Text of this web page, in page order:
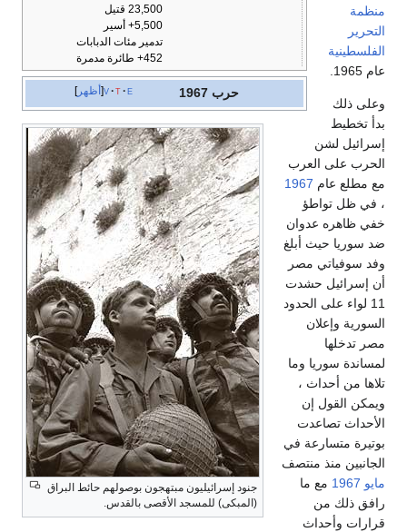
23,500 قتيل
5,500+ أسير
تدمير مئات الدبابات
452+ طائرة مدمرة
أظهر v t e حرب 1967
جنود إسرائيليون مبتهجون بوصولهم حائط البراق
(المبكى) للمسجد الأقصى بالقدس.
منظمة
التحرير
الفلسطينية
عام 1965.
وعلى ذلك
بدأ تخطيط
إسرائيل لشن
الحرب على العرب
مع مطلع عام 1967
، في ظل تواطؤ
خفي ظاهره عدوان
ضد سوريا حيث أبلغ
وفد سوفياتي مصر
أن إسرائيل حشدت
11 لواء على الحدود
السورية وإعلان
مصر تدخلها
لمساندة سوريا وما
تلاها من أحداث ،
ويمكن القول إن
الأحداث تصاعدت
بوتيرة متسارعة في
الجانبين منذ منتصف
مايو 1967 مع ما
رافق ذلك من
قرارات وأحداث